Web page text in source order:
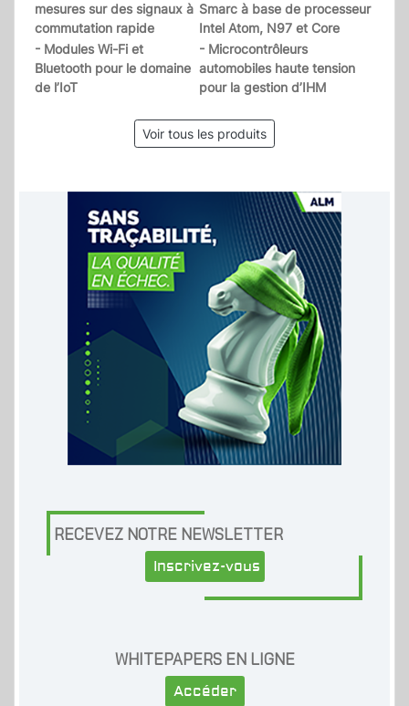
mesures sur des signaux à
commutation rapide
Smarc à base de processeur
Intel Atom, N97 et Core
- Modules Wi-Fi et
Bluetooth pour le domaine
de l’IoT
- Microcontrôleurs
automobiles haute tension
pour la gestion d’IHM
Voir tous les produits
RECEVEZ NOTRE NEWSLETTER
Inscrivez-vous
WHITEPAPERS EN LIGNE
Accéder